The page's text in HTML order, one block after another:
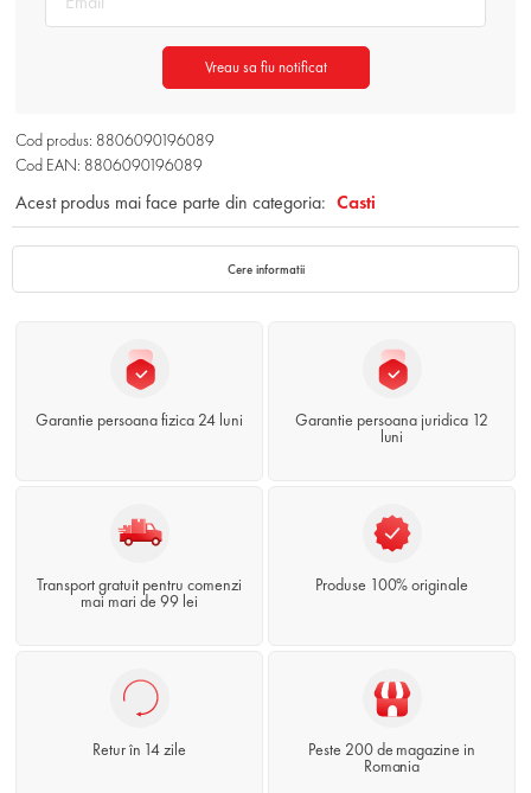
Vreau sa fiu notificat
Cod produs: 8806090196089
Cod EAN: 8806090196089
Acest produs mai face parte din categoria: Casti
Cere informatii
Garantie persoana fizica 24 luni
Garantie persoana juridica 12
luni
Transport gratuit pentru comenzi
mai mari de 99 lei
Produse 100% originale
Retur în 14 zile
Peste 200 de magazine in
Romania